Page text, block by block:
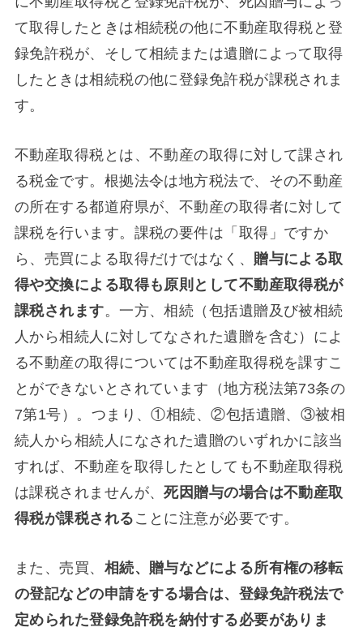
て取得したときは相続税の他に不動産取得税と登
録免許税が、そして相続または遺贈によって取得
したときは相続税の他に登録免許税が課税されま
す。
不動産取得税とは、不動産の取得に対して課され
る税金です。根拠法令は地方税法で、その不動産
の所在する都道府県が、不動産の取得者に対して
課税を行います。課税の要件は「取得」ですか
ら、売買による取得だけではなく、 贈与による取
得や交換による取得も原則として不動産取得税が
課税されます。一方、相続（包括遺贈及び被相続
人から相続人に対してなされた遺贈を含む）によ
る不動産の取得については不動産取得税を課すこ
とができないとされています（地方税法第73条の
7第1号）。つまり、①相続、②包括遺贈、③被相
続人から相続人になされた遺贈のいずれかに該当
すれば、不動産を取得したとしても不動産取得税
は課税されませんが、死因贈与の場合は不動産取
得税が課税される ことに注意が必要です。
また、売買、 相続、贈与などによる所有権の移転
の登記などの申請をする場合は、登録免許税法で
定められた登録免許税を納付する必要がありま